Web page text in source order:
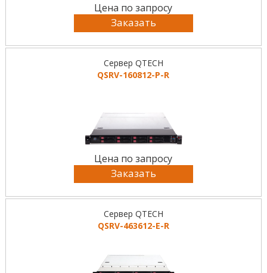
Цена по запросу
Заказать
Сервер QTECH
QSRV-160812-P-R
Цена по запросу
Заказать
Сервер QTECH
QSRV-463612-E-R